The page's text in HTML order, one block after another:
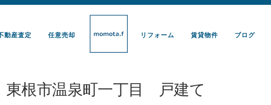
動産査定 任意売却 リフォーム 賃貸物件 ブログ
東根市温泉町一丁目 戸建て